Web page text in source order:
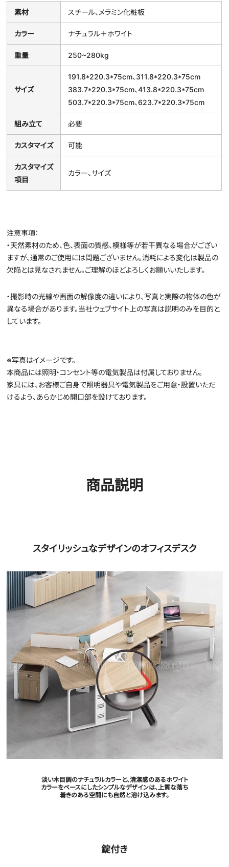
素材 スチール、メラミン化粧板
カラー ナチュラル＋ホワイト
重量 250~280kg
サイズ
191.8*220.3*75cm、311.8*220.3*75cm
383.7*220.3*75cm、413.8*220.3*75cm
503.7*220.3*75cm、623.7*220.3*75cm
組み立て 必要
カスタマイズ 可能
カスタマイズ
項目
カラー、サイズ
注意事項：
・天然素材のため、色、表面の質感、模様等が若干異なる場合がござい
ますが、通常のご使用には問題ございません。消耗による変化は製品の
欠陥とは見なされません。ご理解のほどよろしくお願いいたします。
・撮影時の光線や画面の解像度の違いにより、写真と実際の物体の色が
異なる場合があります。当社ウェブサイト上の写真は説明のみを目的と
しています。
※写真はイメージです。
本商品には照明・コンセント等の電気製品は付属しておりません。
家具には、お客様ご自身で照明器具や電気製品をご用意・設置いただ
けるよう、あらかじめ開口部を設けております。
商品説明
スタイリッシュなデザインのオフィスデスク
淡い木目調のナチュラルカラーと、清潔感のあるホワイト
カラーをベースにしたシンプルなデザインは、上質な落ち
着きのある空間にも自然と溶け込みます。
錠付き